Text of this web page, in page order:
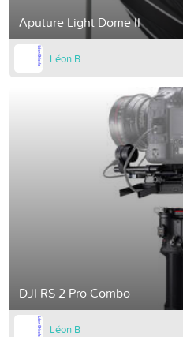
Aputure Light Dome II
Léon B
DJI RS 2 Pro Combo
Léon B